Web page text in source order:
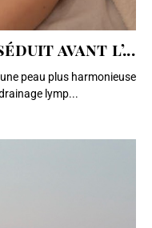
avant l’...
peau plus harmonieuse
lymp...